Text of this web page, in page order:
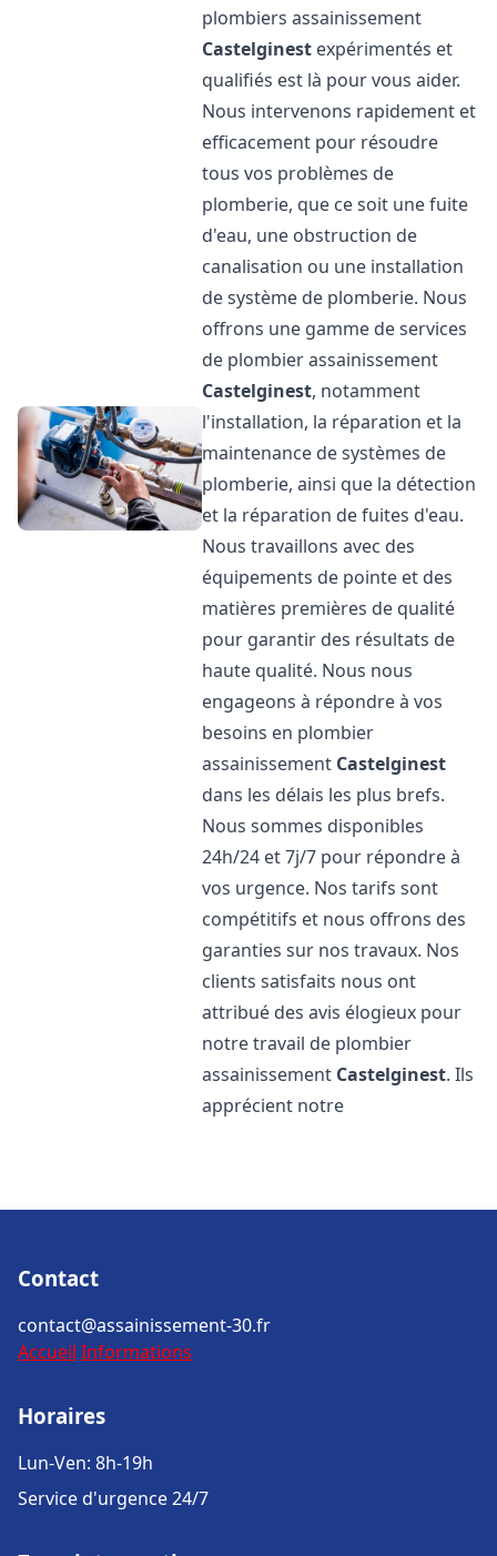
plombiers assainissement
Castelginest expérimentés et
qualifiés est là pour vous aider.
Nous intervenons rapidement et
efficacement pour résoudre
tous vos problèmes de
plomberie, que ce soit une fuite
d'eau, une obstruction de
canalisation ou une installation
de système de plomberie. Nous
offrons une gamme de services
de plombier assainissement
Castelginest, notamment
l'installation, la réparation et la
maintenance de systèmes de
plomberie, ainsi que la détection
et la réparation de fuites d'eau.
Nous travaillons avec des
équipements de pointe et des
matières premières de qualité
pour garantir des résultats de
haute qualité. Nous nous
engageons à répondre à vos
besoins en plombier
assainissement Castelginest
dans les délais les plus brefs.
Nous sommes disponibles
24h/24 et 7j/7 pour répondre à
vos urgence. Nos tarifs sont
compétitifs et nous offrons des
garanties sur nos travaux. Nos
clients satisfaits nous ont
attribué des avis élogieux pour
notre travail de plombier
assainissement Castelginest. Ils
apprécient notre
Contact
contact@assainissement-30.fr
Accueil Informations
Horaires
Lun-Ven: 8h-19h
Service d'urgence 24/7